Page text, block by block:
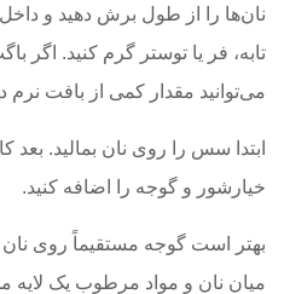
نان‌ها را از طول برش دهید و داخل
تابه، فر یا توستر گرم کنید. اگر
می‌توانید مقدار کمی از بافت نرم
ابتدا سس را روی نان بمالید. بعد
خیارشور و گوجه را اضافه کنید.
بهتر است گوجه مستقیماً روی نان
میان نان و مواد مرطوب یک لایه